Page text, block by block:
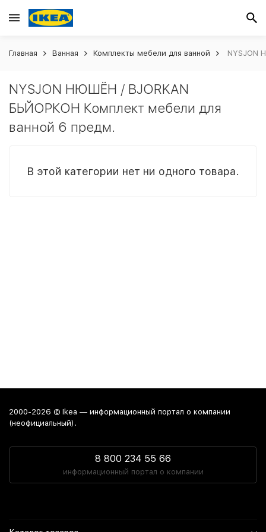
Главная Ванная Комплекты мебели для ванной NYSJON
NYSJON НЮШЁН / BJORKAN
БЬЙОРКОН Комплект мебели для
ванной 6 предм.
В этой категории нет ни одного товара.
2000-2026 © Ikea — информационный портал о компании
(неофициальный).
8 800 234 55 66
информационный портал о компании